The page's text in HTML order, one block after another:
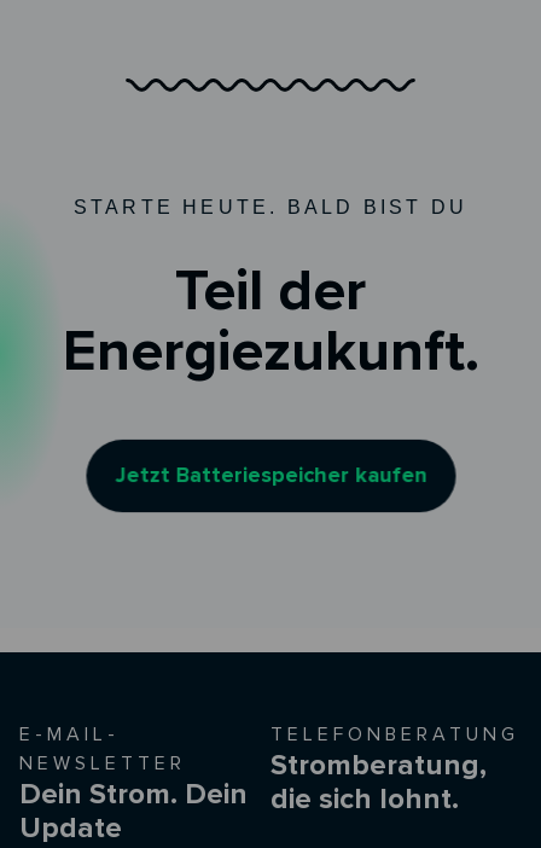
STARTE HEUTE. BALD BIST DU
Teil der
Energiezukunft.
Jetzt Batteriespeicher kaufen
E-MAIL-
NEWSLETTER
Dein Strom. Dein
Update
TELEFONBERATUNG
Stromberatung,
die sich lohnt.